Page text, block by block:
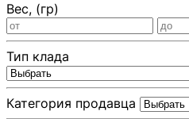
Вес, (гр)
Тип клада
Категория продавца